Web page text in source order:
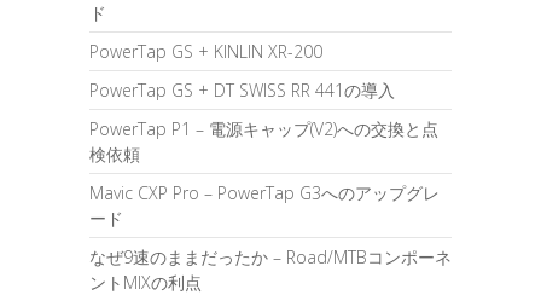
ド
PowerTap GS + KINLIN XR-200
PowerTap GS + DT SWISS RR 441の導入
PowerTap P1 – 電源キャップ(V2)への交換と点
検依頼
Mavic CXP Pro – PowerTap G3へのアップグレ
ード
なぜ9速のままだったか – Road/MTBコンポーネ
ントMIXの利点